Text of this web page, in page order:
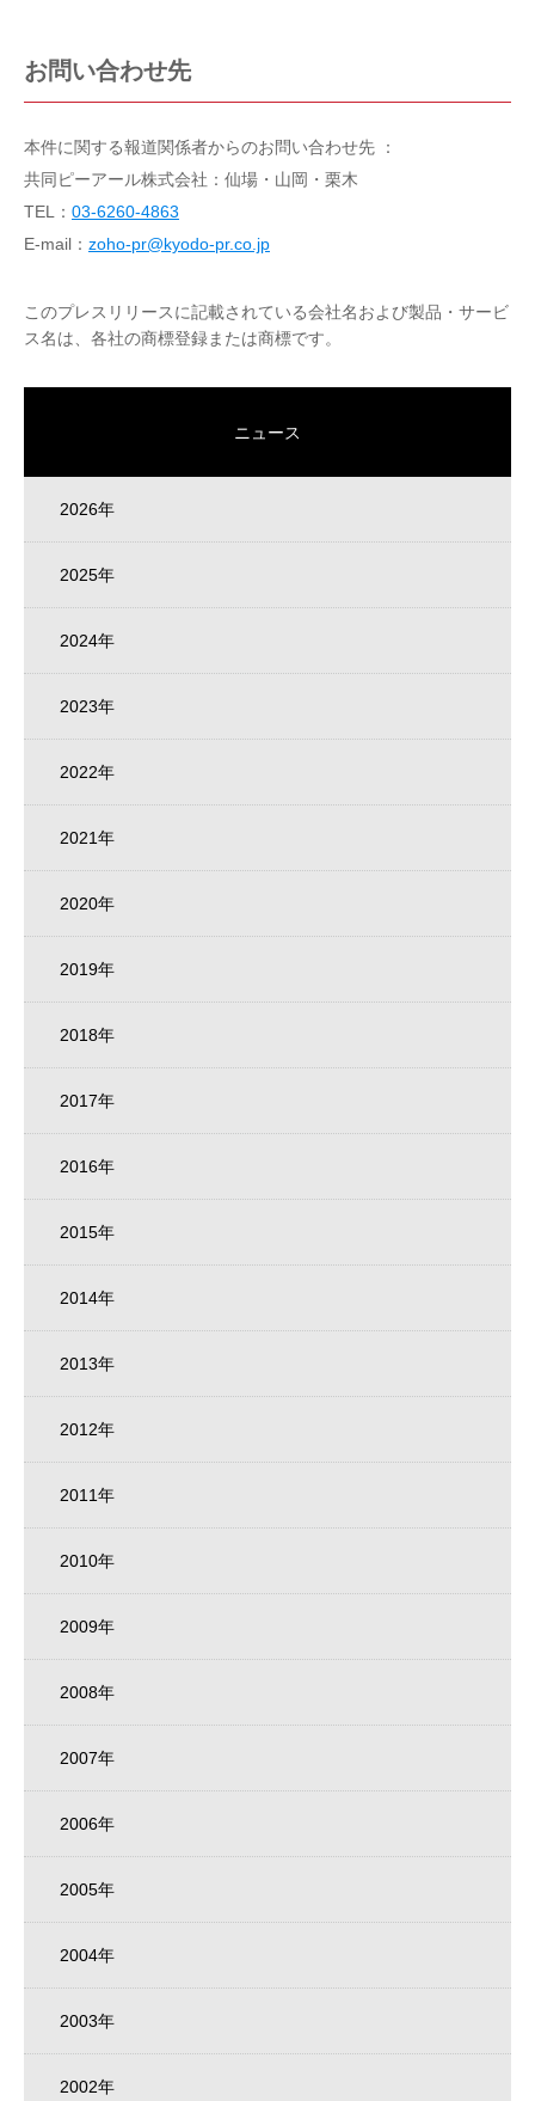
お問い合わせ先
本件に関する報道関係者からのお問い合わせ先 ：
共同ピーアール株式会社：仙場・山岡・栗木
TEL： 03-6260-4863
E-mail： zoho-pr@kyodo-pr.co.jp
このプレスリリースに記載されている会社名および製品・サービ
ス名は、各社の商標登録または商標です。
ニュース
2026年
2025年
2024年
2023年
2022年
2021年
2020年
2019年
2018年
2017年
2016年
2015年
2014年
2013年
2012年
2011年
2010年
2009年
2008年
2007年
2006年
2005年
2004年
2003年
2002年